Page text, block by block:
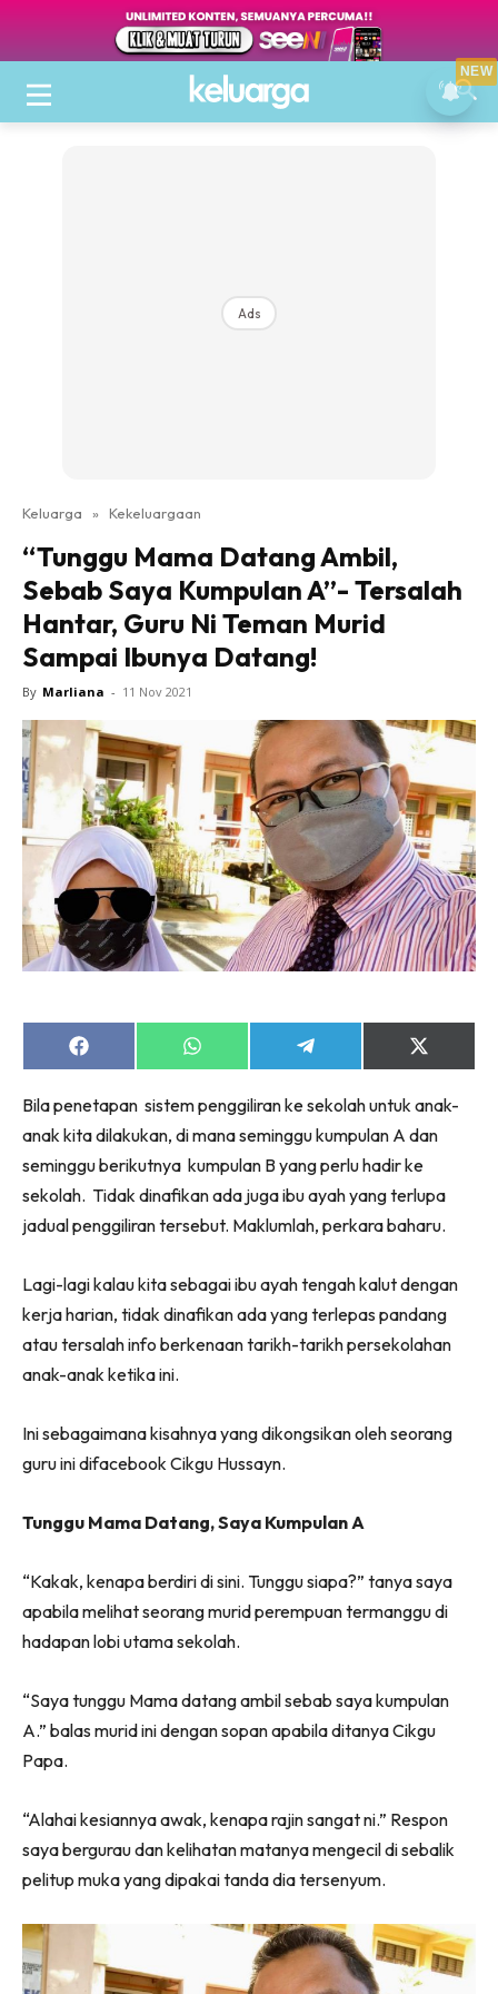
Ads
Keluarga » Kekeluargaan
“Tunggu Mama Datang Ambil,
Sebab Saya Kumpulan A”- Tersalah
Hantar, Guru Ni Teman Murid
Sampai Ibunya Datang!
By Marliana - 11 Nov 2021
Share
on
Share
on
Share
on
Share
on
(Twitter)
Bila penetapan sistem penggiliran ke sekolah untuk anak-
anak kita dilakukan, di mana seminggu kumpulan A dan
seminggu berikutnya kumpulan B yang perlu hadir ke
sekolah. Tidak dinafikan ada juga ibu ayah yang terlupa
jadual penggiliran tersebut. Maklumlah, perkara baharu.
Lagi-lagi kalau kita sebagai ibu ayah tengah kalut dengan
kerja harian, tidak dinafikan ada yang terlepas pandang
atau tersalah info berkenaan tarikh-tarikh persekolahan
anak-anak ketika ini.
Ini sebagaimana kisahnya yang dikongsikan oleh seorang
guru ini difacebook Cikgu Hussayn.
Tunggu Mama Datang, Saya Kumpulan A
“Kakak, kenapa berdiri di sini. Tunggu siapa?” tanya saya
apabila melihat seorang murid perempuan termanggu di
hadapan lobi utama sekolah.
“Saya tunggu Mama datang ambil sebab saya kumpulan
A.” balas murid ini dengan sopan apabila ditanya Cikgu
Papa.
“Alahai kesiannya awak, kenapa rajin sangat ni.” Respon
saya bergurau dan kelihatan matanya mengecil di sebalik
pelitup muka yang dipakai tanda dia tersenyum.
NEW